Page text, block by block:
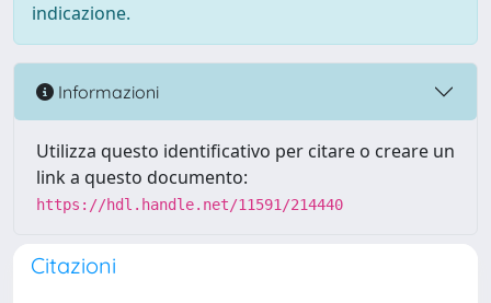
indicazione.
Informazioni
Utilizza questo identificativo per citare o creare un
link a questo documento:
https://hdl.handle.net/11591/214440
Citazioni